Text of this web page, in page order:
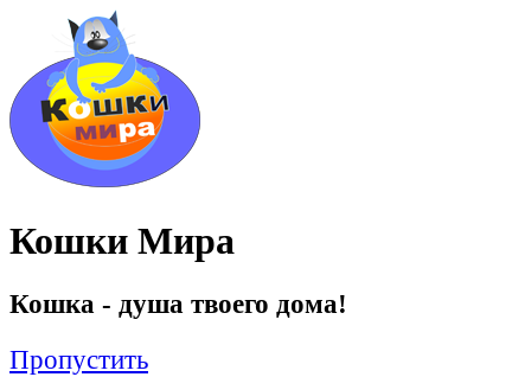
Кошки Мира
Кошка - душа твоего дома!
Пропустить